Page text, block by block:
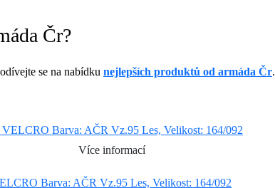
Čr?
se na nabídku nejlepších produktů od armáda Čr.
Více informací
Barva: AČR Vz.95 Les, Velikost: 164/092